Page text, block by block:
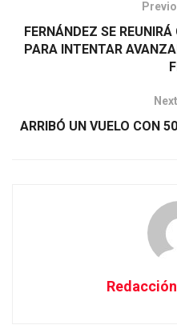
FERNÁNDEZ SE
PARA INTENTAR
ARRIBÓ UN VUELO CON